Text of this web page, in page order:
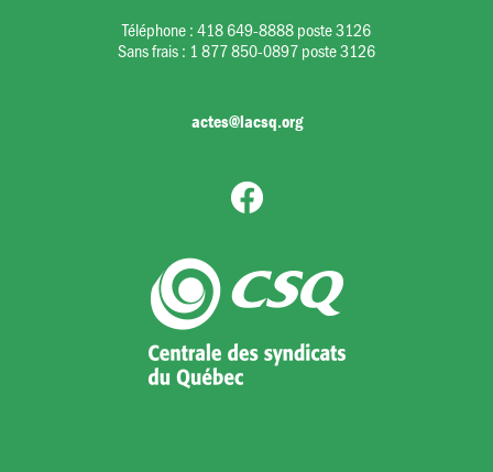
Téléphone :418 649-8888 poste 3126
Sans frais : 1 877 850-0897 poste 3126
actes@lacsq.org